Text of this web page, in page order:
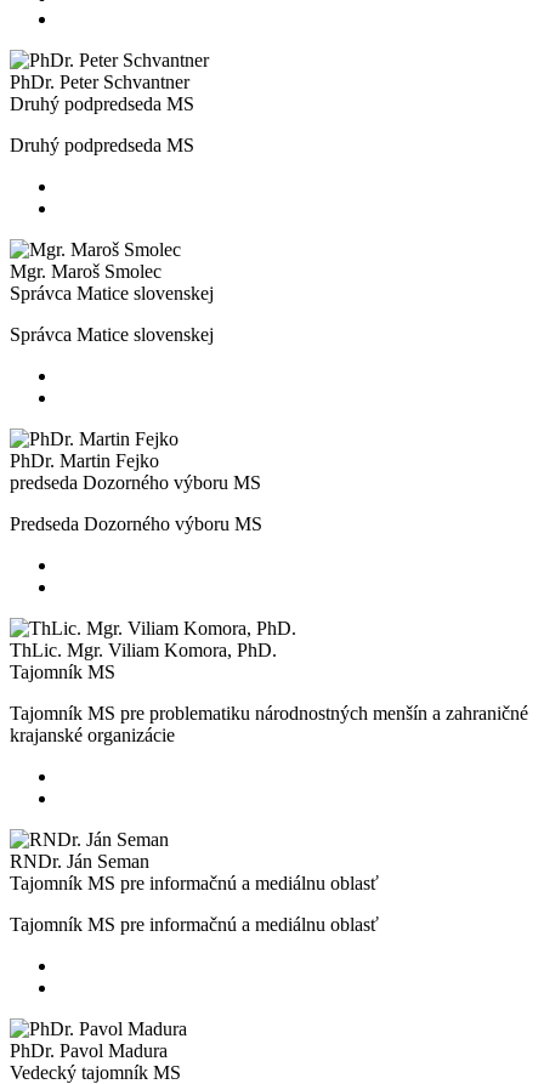
PhDr. Peter Schvantner
Druhý podpredseda MS
Druhý podpredseda MS
Mgr. Maroš Smolec
Správca Matice slovenskej
Správca Matice slovenskej
PhDr. Martin Fejko
predseda Dozorného výboru MS
Predseda Dozorného výboru MS
ThLic. Mgr. Viliam Komora, PhD.
Tajomník MS
Tajomník MS pre problematiku národnostných menšín a zahraničné
krajanské organizácie
RNDr. Ján Seman
Tajomník MS pre informačnú a mediálnu oblasť
Tajomník MS pre informačnú a mediálnu oblasť
PhDr. Pavol Madura
Vedecký tajomník MS